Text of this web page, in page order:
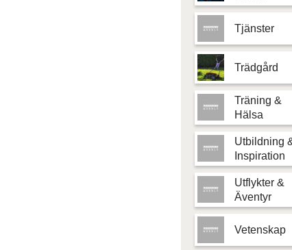
Tjänster
Trädgård
Träning &
Hälsa
Utbildning
Inspiration
Utflykter &
Äventyr
Vetenskap